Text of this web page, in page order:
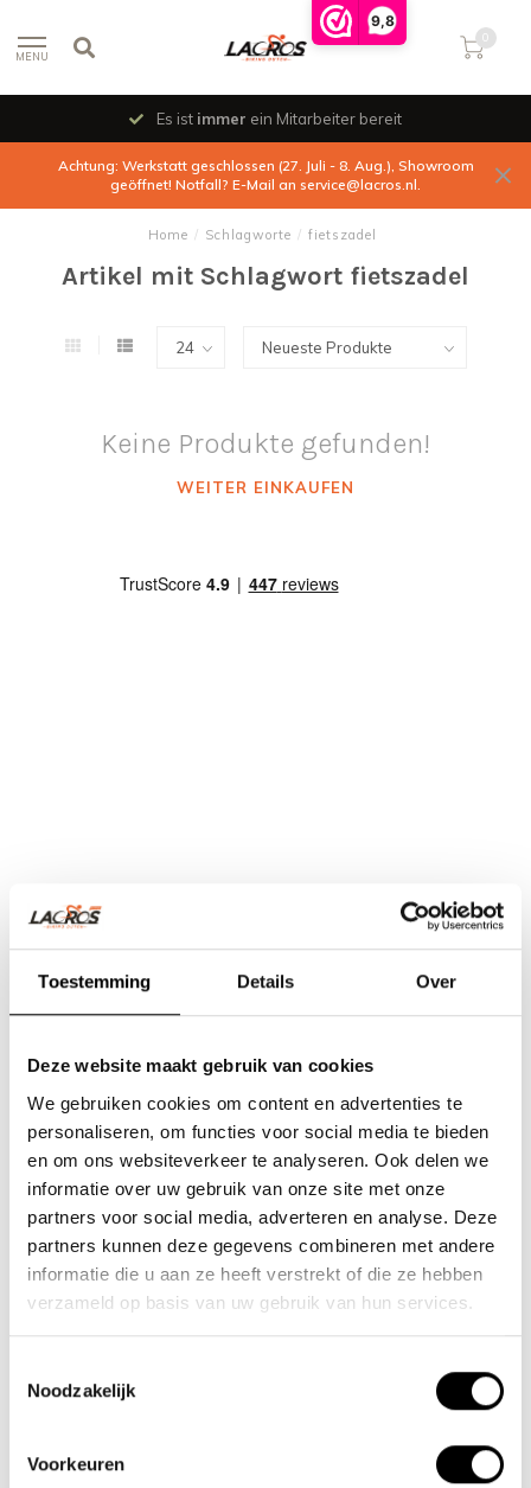
9,8
Toestemming Details Over
Deze website maakt gebruik van cookies
We gebruiken cookies om content en advertenties te
personaliseren, om functies voor social media te bieden
en om ons websiteverkeer te analyseren. Ook delen we
informatie over uw gebruik van onze site met onze
partners voor social media, adverteren en analyse. Deze
partners kunnen deze gegevens combineren met andere
informatie die u aan ze heeft verstrekt of die ze hebben
verzameld op basis van uw gebruik van hun services.
Noodzakelijk
Voorkeuren
MENU
0
Es ist immer ein Mitarbeiter bereit
Achtung: Werkstatt geschlossen (27. Juli - 8. Aug.), Showroom
geöffnet! Notfall? E-Mail an service@lacros.nl.
Home / Schlagworte / fietszadel
Artikel mit Schlagwort fietszadel
Keine Produkte gefunden!
WEITER EINKAUFEN
Team Lacros
Nieuwe Eerdsebaan 16, 5482 VS Schijndel Nederland
Handelskammernummer: 62140957
Umsatzsteuer-Identifikationsnummer: NL854680950B01
(+31) 73 203 2487
(+31) 73 203 2487
sales@lacros.nl